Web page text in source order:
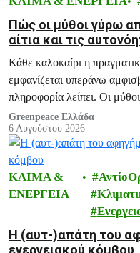
Πώς οι μύθοι γύρω
αίτια και τις
Κάθε καλοκαίρι η
εμφανίζεται υπεράνω
πληροφορία λείπει. Οι
ξεδιάλυμά τους αποτελεί
Greenpeace Ελλάδα
6 Αυγούστου 2026
ΚΛΙΜΑ &
ΕΝΕΡΓΕΙΑ
H (αυτ-)απάτη του
ενεργειακού κόμβου